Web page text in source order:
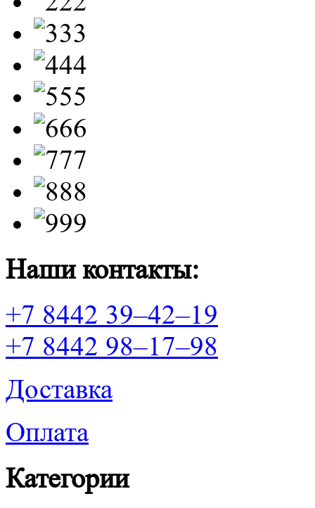
Наши контакты:
+7 8442 39–42–19
+7 8442 98–17–98
Доставка
Оплата
Категории